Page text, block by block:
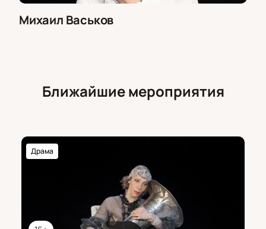
Михаил Васьков
Ближайшие мероприятия
Драма